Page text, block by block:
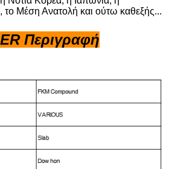
, το Μέση Ανατολή και ούτω καθεξής...
Περιγραφή